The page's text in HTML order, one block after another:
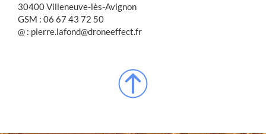
30400 Villeneuve-lès-Avignon
GSM : 06 67 43 72 50
@ : pierre.lafond@droneeffect.fr